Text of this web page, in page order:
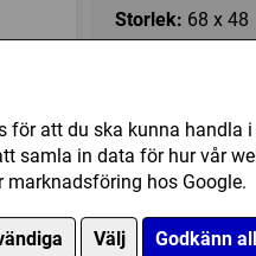
för att du ska kunna handla i
samla in data för hur vår
marknadsföring hos Google.
Välj Godkänn
Storlek: 68 x 48
Konstverk/
189 kr